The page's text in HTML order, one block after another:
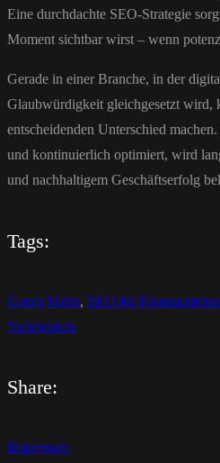
Eine durchdachte SEO-Strategie
Moment sichtbar wirst – wenn
Gerade in einer Branche, in der
Glaubwürdigkeit gleichgesetzt wird,
entscheidenden Unterschied
und kontinuierlich optimiert, wird
und nachhaltigem Geschäftserfolg
Tags:
Georg Mahn, SEO für
Sichtbarkeit
Share:
Impressum